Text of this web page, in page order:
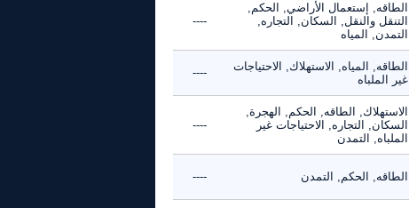
الطاقه, إستعمال الأراضي, الحكم,
التنقل والنقل, السكان, التجاره,
التمدن, المياه
----
الطاقه, المياه, الاستهلاك, الاحتياجات
غير الملباه
----
الاستهلاك, الطاقه, الحكم, الهجرة,
السكان, التجاره, الاحتياجات غير
الملباه, التمدن
----
الطاقه, الحكم, التمدن ----